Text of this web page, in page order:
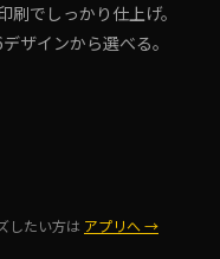
でしっかり仕上げ。
ザインから選べる。
したい方は アプリへ →